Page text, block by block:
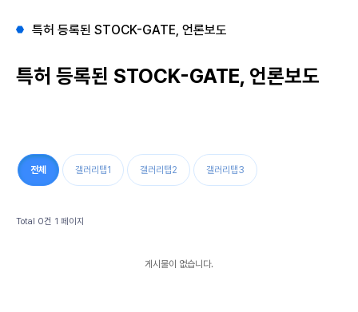
특허 등록된 STOCK-GATE, 언론보도
특허 등록된 STOCK-GATE, 언론보도
전체 갤러리탭1 갤러리탭2 갤러리탭3
Total 0건 1 페이지
게시물이 없습니다.